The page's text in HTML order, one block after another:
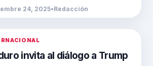
informó este martes que el fallo
[…]
24, 2025•Redacción
invita al diálogo a Trump